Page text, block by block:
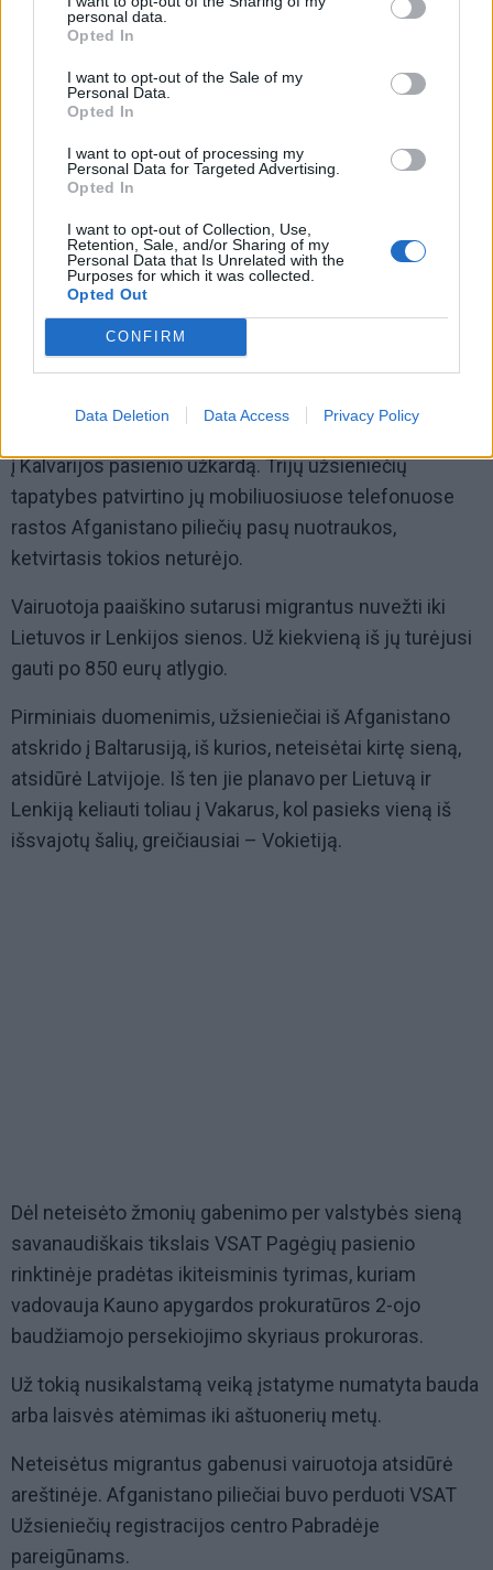
personal data.
Opted In
I want to opt-out of the Sale of my
Personal Data.
Opted In
I want to opt-out of processing my
Personal Data for Targeted Advertising.
Opted In
I want to opt-out of Collection, Use,
Retention, Sale, and/or Sharing of my
Personal Data that Is Unrelated with the
Purposes for which it was collected.
Opted Out
CONFIRM
Data Deletion Data Access Privacy Policy
kolegoms, kurie po kelių minučių atvyko į nurodytą
į Kalvarijos pasienio užkardą. Trijų užsieniečių
tapatybes patvirtino jų mobiliuosiuose telefonuose
rastos Afganistano piliečių pasų nuotraukos,
ketvirtasis tokios neturėjo.
Vairuotoja paaiškino sutarusi migrantus nuvežti iki
Lietuvos ir Lenkijos sienos. Už kiekvieną iš jų turėjusi
gauti po 850 eurų atlygio.
Pirminiais duomenimis, užsieniečiai iš Afganistano
atskrido į Baltarusiją, iš kurios, neteisėtai kirtę sieną,
atsidūrė Latvijoje. Iš ten jie planavo per Lietuvą ir
Lenkiją keliauti toliau į Vakarus, kol pasieks vieną iš
išsvajotų šalių, greičiausiai – Vokietiją.
Dėl neteisėto žmonių gabenimo per valstybės sieną
savanaudiškais tikslais VSAT Pagėgių pasienio
rinktinėje pradėtas ikiteisminis tyrimas, kuriam
vadovauja Kauno apygardos prokuratūros 2-ojo
baudžiamojo persekiojimo skyriaus prokuroras.
Už tokią nusikalstamą veiką įstatyme numatyta bauda
arba laisvės atėmimas iki aštuonerių metų.
Neteisėtus migrantus gabenusi vairuotoja atsidūrė
areštinėje. Afganistano piliečiai buvo perduoti VSAT
Užsieniečių registracijos centro Pabradėje
pareigūnams.